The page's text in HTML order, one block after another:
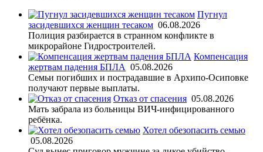
Пугнул
засидевшихся женщин тесаком 06.08.2026
Полиция разбирается в странном конфликте в
микрорайоне Гидростроителей.
Компенсация
жертвам падения БПЛА 05.08.2026
Семьи погибших и пострадавшие в Архипо-Осиповке
получают первые выплаты.
Отказ от спасения 05.08.2026
Мать забрала из больницы ВИЧ-инфицированного
ребёнка.
Хотел обезопасить семью
05.08.2026